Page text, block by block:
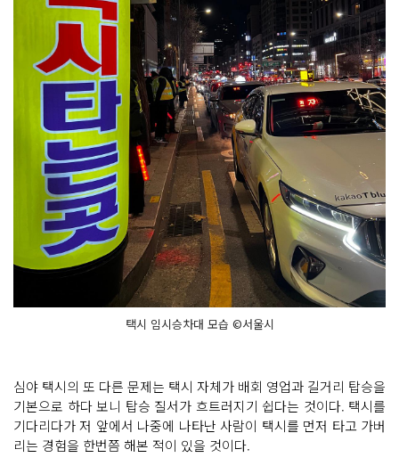
택시 임시승차대 모습 ©서울시
심야 택시의 또 다른 문제는 택시 자체가 배회 영업과 길거리 탑승을
기본으로 하다 보니 탑승 질서가 흐트러지기 쉽다는 것이다. 택시를
기다리다가 저 앞에서 나중에 나타난 사람이 택시를 먼저 타고 가버
리는 경험을 한번쯤 해본 적이 있을 것이다.